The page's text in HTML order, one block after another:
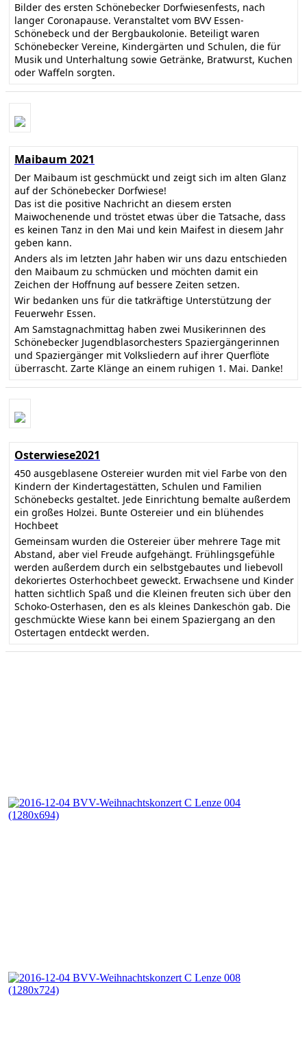
Bilder des ersten Schönebecker Dorfwiesenfests, nach
langer Coronapause. Veranstaltet vom BVV Essen-
Schönebeck und der Bergbaukolonie. Beteiligt waren
Schönebecker Vereine, Kindergärten und Schulen, die für
Musik und Unterhaltung sowie Getränke, Bratwurst, Kuchen
oder Waffeln sorgten.
Maibaum 2021
Der Maibaum ist geschmückt und zeigt sich im alten Glanz
auf der Schönebecker Dorfwiese!
Das ist die positive Nachricht an diesem ersten
Maiwochenende und tröstet etwas über die Tatsache, dass
es keinen Tanz in den Mai und kein Maifest in diesem Jahr
geben kann.
Anders als im letzten Jahr haben wir uns dazu entschieden
den Maibaum zu schmücken und möchten damit ein
Zeichen der Hoffnung auf bessere Zeiten setzen.
Wir bedanken uns für die tatkräftige Unterstützung der
Feuerwehr Essen.
Am Samstagnachmittag haben zwei Musikerinnen des
Schönebecker Jugendblasorchesters Spaziergängerinnen
und Spaziergänger mit Volksliedern auf ihrer Querflöte
überrascht. Zarte Klänge an einem ruhigen 1. Mai. Danke!
Osterwiese2021
450 ausgeblasene Ostereier wurden mit viel Farbe von den
Kindern der Kindertagestätten, Schulen und Familien
Schönebecks gestaltet. Jede Einrichtung bemalte außerdem
ein großes Holzei. Bunte Ostereier und ein blühendes
Hochbeet
Gemeinsam wurden die Ostereier über mehrere Tage mit
Abstand, aber viel Freude aufgehängt. Frühlingsgefühle
werden außerdem durch ein selbstgebautes und liebevoll
dekoriertes Osterhochbeet geweckt. Erwachsene und Kinder
hatten sichtlich Spaß und die Kleinen freuten sich über den
Schoko-Osterhasen, den es als kleines Dankeschön gab. Die
geschmückte Wiese kann bei einem Spaziergang an den
Ostertagen entdeckt werden.